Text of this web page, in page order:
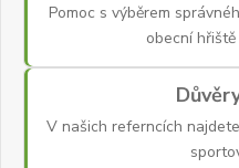
Pomoc s výběrem
obecní
V našich referncích